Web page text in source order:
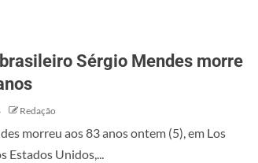
Sérgio Mendes morre
Redação
morreu aos 83 anos ontem (5), em Los
Estados Unidos,...